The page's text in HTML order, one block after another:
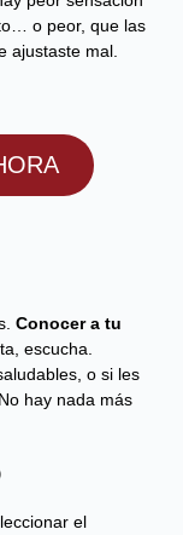
o peor, que las
ajustaste mal.
Conocer a tu
escucha.
o si les
hay nada más
el